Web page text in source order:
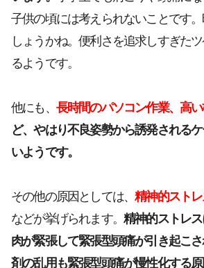
子供の頃には考えられないことです
しょうかね。便利さを追求しすぎた
るようです。
他にも、 長時間のパソコン作業、高
ど、やはり不良姿勢から誘発される
いようです。
その他の原因としては、精神的スト
などが挙げられます。 精神的ストレ
肉が緊張して緊張型頭痛が引き起こ
剤の乱用も緊張型頭痛が慢性化する